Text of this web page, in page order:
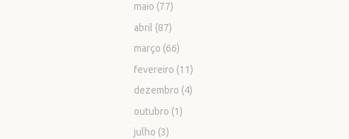
maio (77)
abril (87)
março (66)
fevereiro (11)
dezembro (4)
outubro (1)
julho (3)